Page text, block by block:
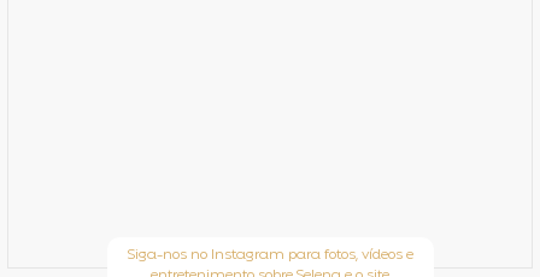
Siga-nos no Instagram para fotos, vídeos e